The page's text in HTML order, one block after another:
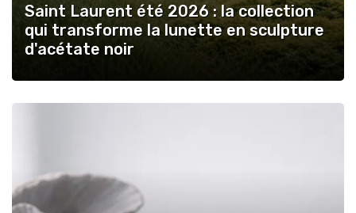
Saint Laurent été 2026 : la collection
qui transforme la lunette en sculpture
d'acétate noir